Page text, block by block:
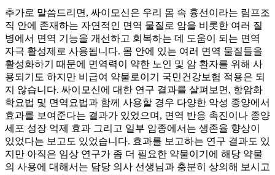
추가로 말씀드리면, 싸이모신은 우리 몸 속 흉선이라는 림프조
직 안에 존재하는 자연적인 면역 물질로 암을 비롯한 여러 질
병에서 면역 기능을 개선하고 회복하는 데 도움이 되는 면역
자극 활성제로 사용됩니다. 몸 안에 있는 여러 면역 물질들을
활성화하기 때문에 면역력이 약한 노인 및 암 환자를 위해 사
용되기도 하지만 비급여 약물로이기 국민건강보험 적용은 되
지 않습니다. 싸이모신에 대한 연구 결과를 살펴보면, 항암화
학요법 및 면역요법과 함께 사용할 경우 다양한 악성 종양에서
효과를 보여준다는 결과가 있었으며, 면역 반응 촉진이나 종양
세포 성장 억제 효과 그리고 일부 암종에서는 생존율 향상이
있었다는 보고도 있었습니다. 효과를 보고하는 연구 결과도 있
지만 아직은 임상 연구가 좀 더 필요한 약물이기에 해당 약물
의 사용에 대해서는 담당 의사 선생님과 충분히 상의해 보시고